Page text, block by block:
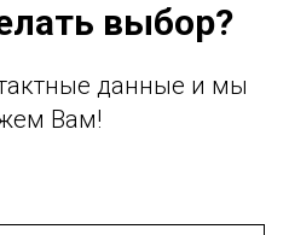
выбор?
данные и мы
Вам!